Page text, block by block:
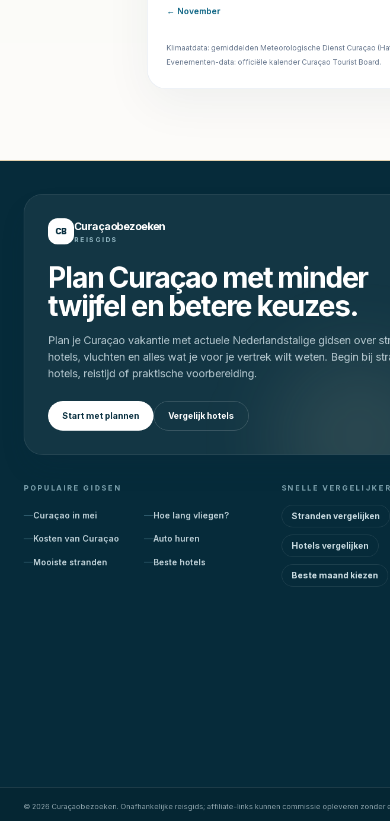
← November
Klimaatdata: gemiddelden Meteorologische Dienst Curaçao
Evenementen-data: officiële kalender Curaçao Tourist Board.
CB Curaçaobezoeken
REISGIDS
Plan Curaçao met minder
twijfel en betere keuzes.
Plan je Curaçao vakantie met actuele Nederlandstalige gidsen over
hotels, vluchten en alles wat je voor je vertrek wilt weten. Begin bij
hotels, reistijd of praktische voorbereiding.
Start met plannen Vergelijk hotels
POPULAIRE GIDSEN
Curaçao in mei Hoe lang vliegen?
Kosten van Curaçao Auto huren
Mooiste stranden Beste hotels
SNELLE
Stranden vergelijken
Hotels vergelijken
Beste maand kiezen
© 2026 Curaçaobezoeken. Onafhankelijke reisgids; affiliate-links kunnen commissie opleveren zonder